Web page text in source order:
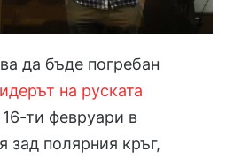
да бъде погребан
на руската
16-ти февруари в
зад полярния кръг,